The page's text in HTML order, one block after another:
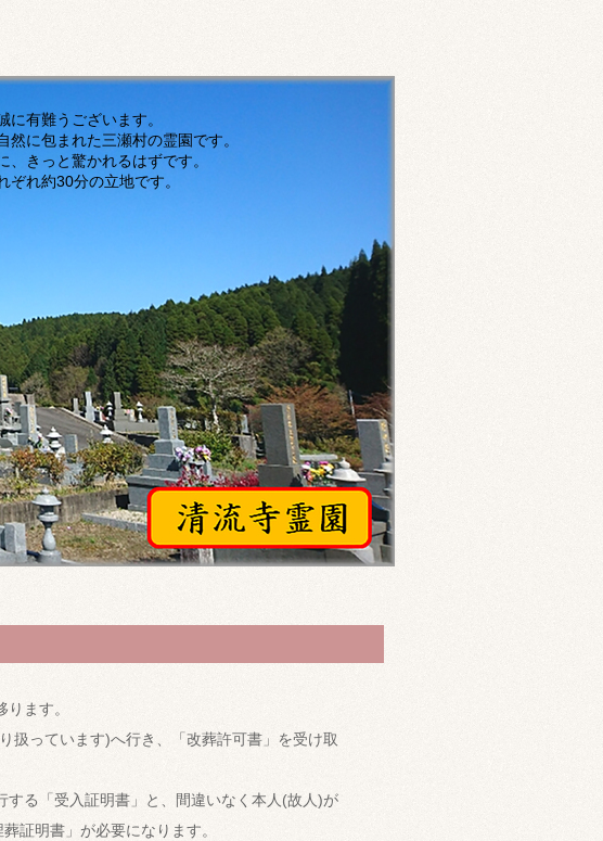
ざいます。
に包まれた三瀬村の霊園です。
かれるはずです。
の立地です。
ます。
扱っています)へ行き、「改葬許可書」を受け取
る「受入証明書」と、間違いなく本人(故人)が
証明書」が必要になります。